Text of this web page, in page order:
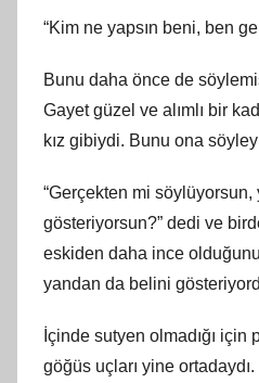
“Kim ne yapsın beni, ben
Bunu daha önce de
Gayet güzel ve alımlı bir
kız gibiydi. Bunu ona
“Gerçekten mi
gösteriyorsun?” dedi ve
eskiden daha ince
yandan da belini
İçinde sutyen olmadığı için
göğüs uçları yine